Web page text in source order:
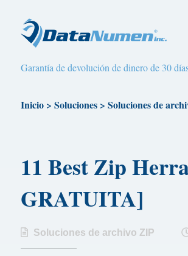
Garantía de devolución de dinero de 30
Inicio> Soluciones> Soluciones de
11 Best Zip
GRATUITA]
Soluciones de archivo ZIP